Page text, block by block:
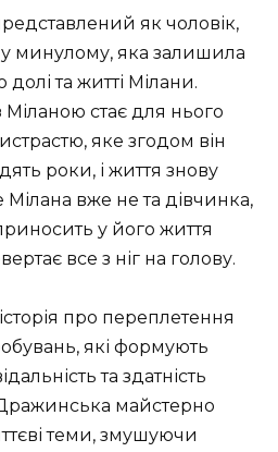
як чоловік,
минулому, яка залишила
та житті Мілани.
стає для нього
яке згодом він
роки, і життя знову
Мілана вже не та дівчинка,
у його життя
все з ніг на голову.
про переплетення
які формують
та здатність
майстерно
теми, змушуючи